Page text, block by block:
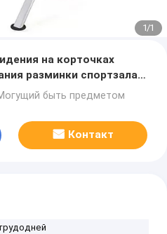
1/1
на корточках
разминки спортзала
быть предметом
Контакт